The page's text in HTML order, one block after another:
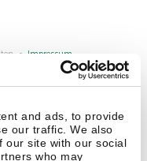
and ads, to provide
our traffic. We also
our site with our social
who may
Impressum
Lizenzvereinbarung B2B
Informationen